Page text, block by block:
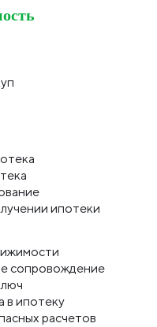
ипотеки
сопровождение
в ипотеку
расчетов